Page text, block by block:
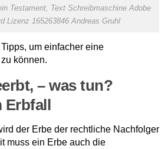
Testament, Text Schreibmaschine Adobe
Lizenz 165263846 Andreas Gruhl
um einfacher eine
können.
– was tun?
Erbfall
der Erbe der rechtliche Nachfolger
muss ein Erbe auch die